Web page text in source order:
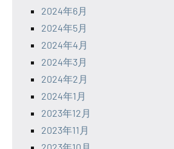
2024年6月
2024年5月
2024年4月
2024年3月
2024年2月
2024年1月
2023年12月
2023年11月